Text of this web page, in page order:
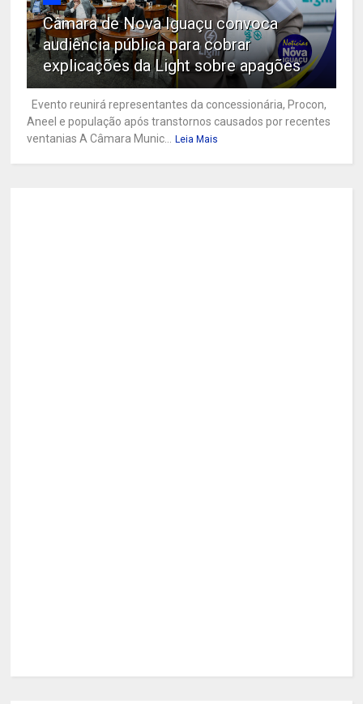
Câmara de Nova Iguaçu convoca
audiência pública para cobrar
explicações da Light sobre apagões
Evento reunirá representantes da concessionária, Procon,
Aneel e população após transtornos causados por recentes
ventanias A Câmara Munic...
Leia Mais